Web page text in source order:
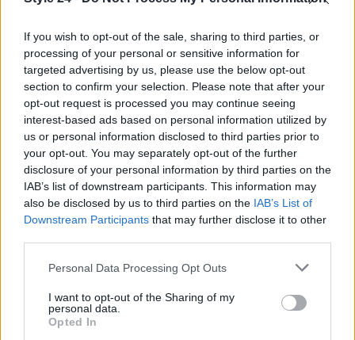
If you wish to opt-out of the sale, sharing to third parties, or
processing of your personal or sensitive information for
targeted advertising by us, please use the below opt-out
section to confirm your selection. Please note that after your
opt-out request is processed you may continue seeing
interest-based ads based on personal information utilized by
us or personal information disclosed to third parties prior to
your opt-out. You may separately opt-out of the further
disclosure of your personal information by third parties on the
IAB’s list of downstream participants. This information may
also be disclosed by us to third parties on the IAB’s List of
Downstream Participants that may further disclose it to other
Please note that this website/app uses one or more Google
not limited to your visit or usage behaviour. You may click to
grant or deny consent to Google and its third-party tags to
use your data for below specified purposes in below Google
Personal Data Processing Opt Outs
I want to opt-out of the Sharing of my
personal data.
Opted In
scarto: potrebbe rivelarsi un vero e proprio alleato
per la salute e il pianeta.
Staff